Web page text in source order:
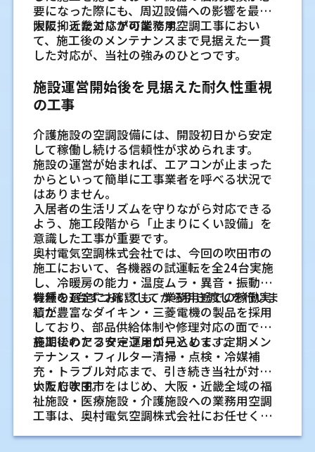
外壁材や断熱材に合わせた穴あけ位置
の調整
外壁材がサイディング、モルタル、タイルな
ます。断熱材の厚みや気密シートの位置も確
認が必要です。配管穴が目地や金物に近いと、
防水処理や固定が難しくなる場合がありま
す。外壁工事の前に位置を共有しておくと、納
まりを整えやすくなります。
将来の入れ替えやメンテナンス
まで考えた配管計画
新築時の配管工事は、最初の設置だけでな
く、十年後やそれ以降の入れ替えにも関係し
ます。エアコンは建物より先に交換時期が来
る設備です。今の機器だけに合わせるのでは
なく、次に交換するときも無理なく作業でき
るかを考えておくと、住まいの管理がしやす
くなります。
機器交換時に使いやすい点検スペース
の確保
室内機の左右や上部、室外機の周囲には、点
検や交換に必要な作業スペースがあります。
収納や造作棚を近くに作る場合は、将来の取
り外しを妨げないか確認します。室外機も、前
負担が増える場合があります。また、点検や
修理のために人が近づけるスペースも必要で
す。設置場所を考えるときは、配管の距離だ
けでなく、排熱と保守性も確認します。
断熱や遮熱とあわせて空調負荷を下げ
ること
屋根や外壁からの熱の入り方が大きい工場で
は、空調だけで温度を整えると運転時間が長
くなりやすいです。屋根の断熱、遮熱材、日
射を受ける窓への対策、開口部のすき間対策
などを合わせて考えると、空調負荷を下げる
ことに役立ちます。空調機の能力を大きくす
る前に、熱が入る場所を確認することも大切
です。
換気設備との連動で温度の乱れを抑え
ること
換気設備が強く働きすぎると、冷暖房した空
気が外へ出てしまいます。一方で、換気が不足
すると、熱気、湿気、においが残りやすくな
ります。空調と換気の運転時間を合わせたり、
外気を取り入れる場所を調整したりすること
で、温度の乱れを抑えやすくなります。工場の
作業内容に合わせて、必要な換気量と空調の
能力を一緒に確認することが大切です。
導入後の管理で見落としやすい
ーの相談をします。
停電や騒音が発生する作業を先に共有
します
電気工事を伴う場合、一時的な停電が必要に
なることがあります。サーバー、電話機、レ
ジ、通信機器がある場合は、停止できる時間
を決めておくことが大切です。穴あけや固定
作業では音が出るため、会議や電話の時間帯
を避ける調整も必要になります。
テナントビルでは管理会社への確認が
必要です
テナントビルでは、工事可能な曜日や時間、
搬入経路、共用部の養生、屋上や外壁の使用
条件が決まっている場合があります。室外機
置き場や配管貫通の可否も、管理会社への確
認が必要です。申請書類が必要な場合は、早
めに準備しておくと工事日程を組みやすくな
ります。
入れ替え工事と新設工事で確認
する内容の違い
同じオフィスエアコン工事でも、既存機器を
交換する場合と、新しく設置する場合では確
認内容が変わります。入れ替えは今ある設備
の状態を見ます。新設は、機器の位置や配管
ー、屋上への出入口の幅によって、運べる機
器の大きさが変わります。設置後は、強風や
振動に備えて固定方法も確認します。防水層
のある屋上では、建物側の状態を傷めない置
電源や天井内の状態を含めた現
地調査で見るべきポイント
業務用エアコンの設置前には、室内の見える
部分だけでなく、電源や天井内も確認しま
す。建物によっては、既存の配線や梁、換気
設備が施工に関わります。現地調査で確認す
る項目を整理しておくと、工事当日の変更を
減らしやすくなります。
業務用エアコンに必要な電源容量とブ
レーカーの確認
業務用エアコンは、機種によって必要な電源
が異なります。単相か三相か、電圧、ブレー
カー容量、分電盤の空きなどを確認します。
既存の電源を使える場合もありますが、能力
を上げる入れ替えでは電源工事が必要になる
ことがあります。私は、機器選定と合わせて
電気側の条件も見るようにしています。
天井裏の梁や配管との干渉を事前に確
認する理由
備しておきたいこと
工事当日は、取り外し、設置、接続、試運転
まで順に進みます。事前に室内外の作業場所
を整えておくと、確認や養生がしやすくな
り、落ち着いて工事を見守れます。
既存エアコンの取り外しから新しい機
器の設置までの流れ
まず既存機器の運転状態や設置状況を確認
し、冷媒を室外機側に回収してから取り外し
ます。その後、室内機の据付板を固定し、配
管やドレンホースを接続します。室外機を設
置した後は、真空引き、接続確認、試運転を
行い、冷暖房と排水の状態を確認します。
作業スペースを確保しておくと工事が
進めやすい理由
室内機の下に家具や家電があると、脚立を置
きにくくなります。作業者が安全に動ける幅
を確保しておくことで、壁面の確認や機器の
持ち運びがしやすくなります。室外機まわり
も、植木鉢や収納用品を移動しておくと配管
接続や排水確認が進めやすくなります。
壁や床まわりを傷つけないための事前
確認
工事前には、壁紙の浮き、床材の傷、カーテ
ンレールや棚との距離を一緒に確認しておく
られることもあります。入口だけを強く冷や
すのではなく、通路に沿って空気が流れるよ
うに吹き出し方向を考えると、売り場全体の
温度差を抑えやすくなります。
オフィス併設店舗では作業場所ごとの
体感差を確認する
店舗の一角に事務スペースがある場合、接客
エリアとデスク作業の場所で求める温度が変
わることがあります。パソコンや複合機の
熱、窓際の日差し、スタッフの滞在時間を確
認し、風が一方向に偏らない配置を検討しま
す。作業場所ごとの体感差を事前に把握する
と、工事後の調整もしやすくなります。
入れ替え工事で見落としやすい
注意点
エアコンの入れ替え工事では、既存機器と同
じ場所に新しい機器を付ければ済むように見
えることがあります。実際には、機器の寸
法、配管の状態、電源条件、排水経路が変わ
る場合があります。今の空調に温度ムラや効
きにくさがあるなら、同じ位置への入れ替え
が合うかも確認しておくとよいです。
既存配管を再利用できるかの確認
既存配管は、劣化や曲がり、長さ、太さが新
入替前の現地調査で確認する内
容
現地調査では、機器の状態だけでなく、建物
の構造や使い方まで確認します。ここを丁寧
に見ておくことで、入替後に冷えにくい、排
水が流れにくい、電源が合わないといった問
題を避けやすくなります。
室内機と室外機の設置場所を確認しま
す
室内機は天井の開口寸法、天井内の高さ、点
検スペースを確認します。室外機は風通し、
搬入経路、周囲の壁との距離、排気がこもら
ないかを見ます。屋上や狭い通路では、安全
に作業できるかも大切です。
配管ルートやドレン排水の状態を見ま
す
冷媒配管は長さや曲がり、断熱材の傷みを確
認します。ドレン配管は水が自然に流れる勾
配があるか、詰まりやすい形になっていない
かを見ます。既存配管を使う場合でも、状態確
認は欠かせません。
電源容量やブレーカーの状況を確認し
ます
なったりすることがあります。そのため、室
内環境や使用目的を踏まえて選定することが
大切です。
天井カセット形は、オフィスや飲食店など幅
広い施設で採用されることが多いタイプで
す。天井に埋め込む構造のため、室内をすっ
きり見せやすく、空間デザインとの調和も取
りやすくなります。
また、4方向へ気流を送れる機種では、広い範
囲へ空気を循環させやすい特徴があります。
デスクや客席が複数並ぶ空間では、温度差を
抑えやすくなるため、快適性の維持にもつな
がります。
さらに、複数台をバランスよく配置すること
で、大型空間にも対応しやすくなります。
天井吊形が活躍する現場
天井吊形は、天井内部に十分なスペースを確
保しにくい現場で使われることがあります。
露出型のため、天井工事を大きく行わずに設
置しやすい点が特徴です。
たとえば、天井が低い建物や、既存設備の関
係で埋込施工が難しい場合にも対応しやすく
なります。また、奥行きのある空間へ向かっ
て気流を送りやすいため、作業場や店舗など
でも採用されるケースがあります。
感じやすくなるため、吹き出し方向の調整が
要になった際にも、周辺設備への影響を最小
限に抑えた対応が可能です。
大阪・近畿エリアの業務用空調工事におい
て、施工後のメンテナンスまで見据えた一貫
した対応が、当社の強みのひとつです。
施設運営開始後を見据えた耐久性重視
の工事
介護施設の空調設備には、開設初日から安定
して稼働し続ける信頼性が求められます。
施設の運営が始まれば、エアコンが止まった
からといって簡単に工事業者を呼べる状況で
はありません。
入居者の生活リズムを守りながら対応できる
よう、施工段階から「止まりにくい設備」を
意識した工事が重要です。
奥村電気空調株式会社では、今回の吹田市の
施工において、各機器の試運転を全24台実施
し、冷暖房の能力・温度ムラ・異音・振動の
有無を1台ずつ確認してから引き渡しを行いま
した。
機種の選定においても、業務用途での稼働実
績が豊富なダイキン・三菱電機の製品を採用
しており、部品供給体制や修理対応の面でも
長期にわたる安定運用が見込めます。
施工後のアフターフォローとして、定期メン
テナンス・フィルター清掃・点検・冷媒補
充・トラブル対応まで、引き続き当社が対応
いたします。
大阪府吹田市をはじめ、大阪・近畿全域の福
祉施設・医療施設・介護施設への業務用空調
工事は、奥村電気空調株式会社にお任せくだ